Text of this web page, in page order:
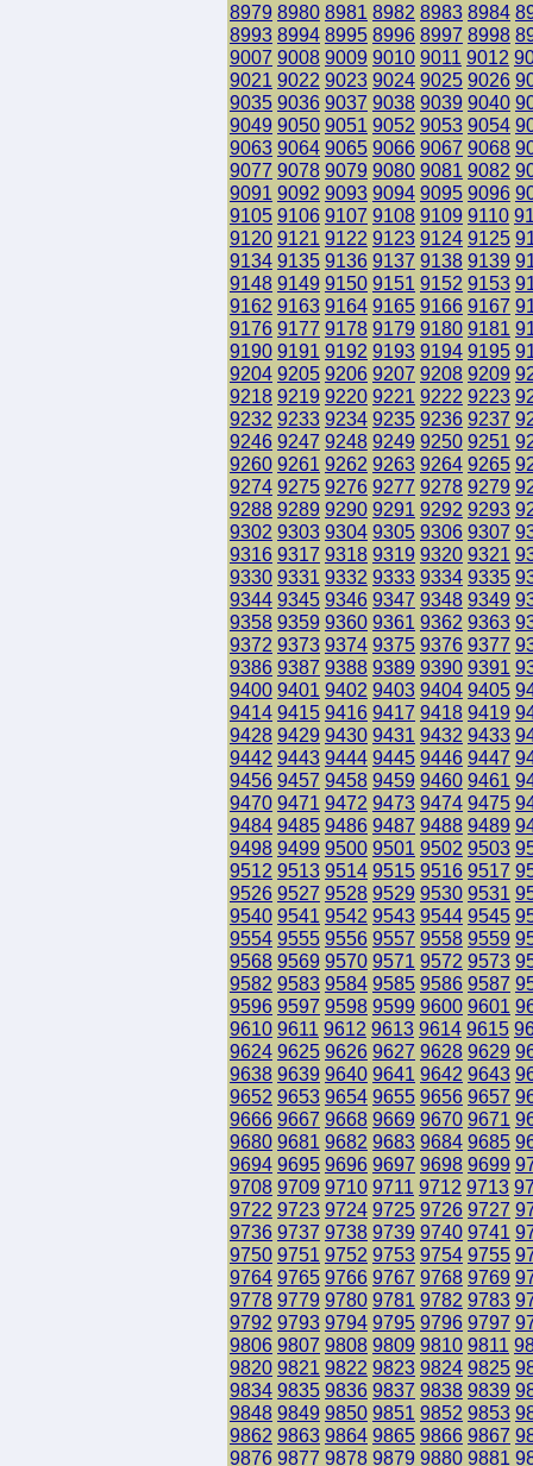
8979 8980 8981 8982 8983 8984
8993 8994 8995 8996 8997 8998
9007 9008 9009 9010 9011 9012
9021 9022 9023 9024 9025 9026
9035 9036 9037 9038 9039 9040
9049 9050 9051 9052 9053 9054
9063 9064 9065 9066 9067 9068
9077 9078 9079 9080 9081 9082
9091 9092 9093 9094 9095 9096
9105 9106 9107 9108 9109 9110
9120 9121 9122 9123 9124 9125
9134 9135 9136 9137 9138 9139
9148 9149 9150 9151 9152 9153
9162 9163 9164 9165 9166 9167
9176 9177 9178 9179 9180 9181
9190 9191 9192 9193 9194 9195
9204 9205 9206 9207 9208 9209
9218 9219 9220 9221 9222 9223
9232 9233 9234 9235 9236 9237
9246 9247 9248 9249 9250 9251
9260 9261 9262 9263 9264 9265
9274 9275 9276 9277 9278 9279
9288 9289 9290 9291 9292 9293
9302 9303 9304 9305 9306 9307
9316 9317 9318 9319 9320 9321
9330 9331 9332 9333 9334 9335
9344 9345 9346 9347 9348 9349
9358 9359 9360 9361 9362 9363
9372 9373 9374 9375 9376 9377
9386 9387 9388 9389 9390 9391
9400 9401 9402 9403 9404 9405
9414 9415 9416 9417 9418 9419
9428 9429 9430 9431 9432 9433
9442 9443 9444 9445 9446 9447
9456 9457 9458 9459 9460 9461
9470 9471 9472 9473 9474 9475
9484 9485 9486 9487 9488 9489
9498 9499 9500 9501 9502 9503
9512 9513 9514 9515 9516 9517
9526 9527 9528 9529 9530 9531
9540 9541 9542 9543 9544 9545
9554 9555 9556 9557 9558 9559
9568 9569 9570 9571 9572 9573
9582 9583 9584 9585 9586 9587
9596 9597 9598 9599 9600 9601
9610 9611 9612 9613 9614 9615
9624 9625 9626 9627 9628 9629
9638 9639 9640 9641 9642 9643
9652 9653 9654 9655 9656 9657
9666 9667 9668 9669 9670 9671
9680 9681 9682 9683 9684 9685
9694 9695 9696 9697 9698 9699
9708 9709 9710 9711 9712 9713
9722 9723 9724 9725 9726 9727
9736 9737 9738 9739 9740 9741
9750 9751 9752 9753 9754 9755
9764 9765 9766 9767 9768 9769
9778 9779 9780 9781 9782 9783
9792 9793 9794 9795 9796 9797
9806 9807 9808 9809 9810 9811
9820 9821 9822 9823 9824 9825
9834 9835 9836 9837 9838 9839
9848 9849 9850 9851 9852 9853
9862 9863 9864 9865 9866 9867
9876 9877 9878 9879 9880 9881